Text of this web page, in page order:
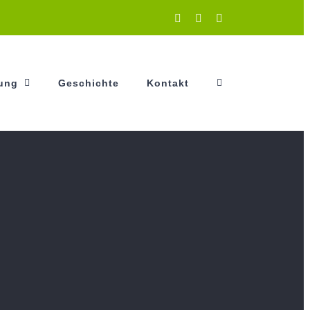
InstagramFacebook
Geschichte Kontakt